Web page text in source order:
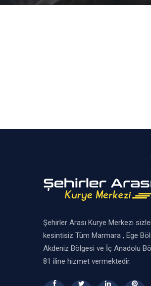
Şehirler Arası Kurye Merkezi
kesintisiz Tüm Marmara , Ege
Akdeniz Bölgesi ve İç Anadolu
81 iline hizmet vermektedir.